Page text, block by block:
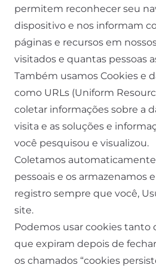
permitem reconhecer seu
dispositivo e nos informam
páginas e recursos em
visitados e quantas pessoas
Também usamos Cookies e
como URLs (Uniform
coletar informações sobre a
visita e as soluções e
você pesquisou e visualizou.
Coletamos automaticamente
pessoais e os armazenamos
registro sempre que você,
site.
Podemos usar cookies tanto
que expiram depois de
os chamados “cookies